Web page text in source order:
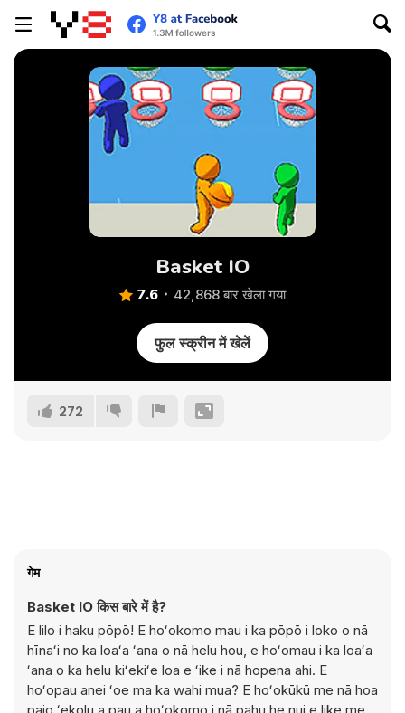
Basket IO
7.6 42,868 बार खेला गया
फुल स्क्रीन में खेलें
272
गेम
Basket IO किस बारे में है?
E lilo i haku pōpō! E hoʻokomo mau i ka pōpō i loko o nā
hīnaʻi no ka loaʻa ʻana o nā helu hou, e hoʻomau i ka loaʻa
ʻana o ka helu kiʻekiʻe loa e ʻike i nā hopena ahi. E
hoʻopau anei ʻoe ma ka wahi mua? E hoʻokūkū me nā hoa